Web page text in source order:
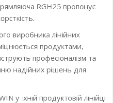
RGH25 пропонує
виробника лінійних
продуктами,
професіоналізм та
надійних рішень для
у їхній продуктовій лінійці